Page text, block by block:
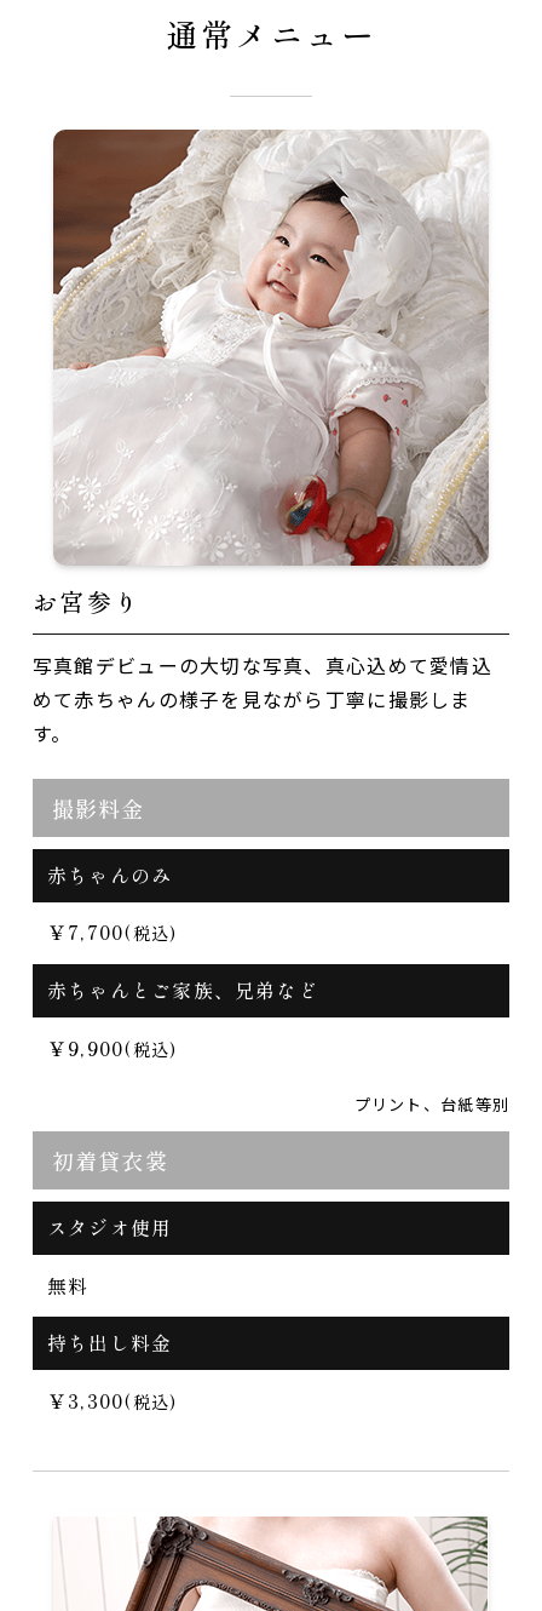
通常メニュー
お宮参り
写真館デビューの大切な写真、真心込めて愛情込
めて赤ちゃんの様子を見ながら丁寧に撮影しま
す。
撮影料金
赤ちゃんのみ
￥7,700(税込)
赤ちゃんとご家族、兄弟など
￥9,900(税込)
プリント、台紙等別
初着貸衣裳
スタジオ使用
無料
持ち出し料金
￥3,300(税込)